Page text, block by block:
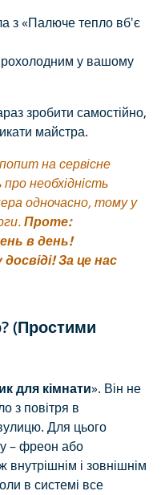
з «Палюче тепло вб'є
у вашому
зробити самостійно,
майстра.
на сервісне
необхідність
одночасно, тому у
Проте:
в день!
За це нас
(Простими
для кімнати». Він не
з повітря в
Для цього
– фреон або
і зовнішнім
в системі все